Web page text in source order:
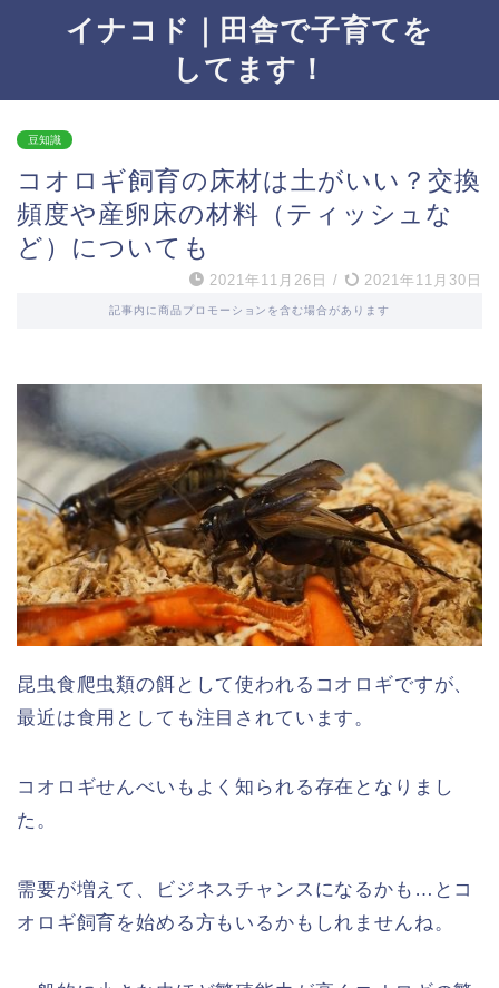
イナコド｜田舎で子育てを
してます！
豆知識
コオロギ飼育の床材は土がいい？交換
頻度や産卵床の材料（ティッシュな
ど）についても
2021年11月26日 / 2021年11月30日
記事内に商品プロモーションを含む場合があります
昆虫食爬虫類の餌として使われるコオロギですが、
最近は食用としても注目されています。
コオロギせんべいもよく知られる存在となりまし
た。
需要が増えて、ビジネスチャンスになるかも…とコ
オロギ飼育を始める方もいるかもしれませんね。